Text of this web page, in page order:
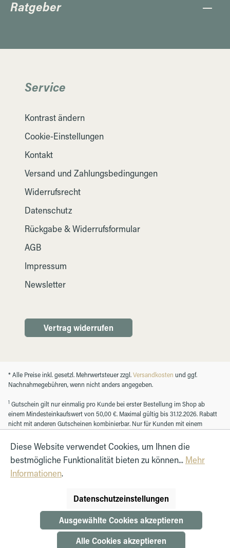
Ratgeber
Service
Kontrast ändern
Cookie-Einstellungen
Kontakt
Versand und Zahlungsbedingungen
Widerrufsrecht
Datenschutz
Rückgabe & Widerrufsformular
AGB
Impressum
Newsletter
Vertrag widerrufen
* Alle Preise inkl. gesetzl. Mehrwertsteuer zzgl.Versandkosten und ggf.
Nachnahmegebühren, wenn nicht anders angegeben.
1 Gutschein gilt nur einmalig pro Kunde bei erster Bestellung im Shop ab
einem Mindesteinkaufswert von 50,00 €. Maximal gültig bis 31.12.2026. Rabatt
nicht mit anderen Gutscheinen kombinierbar. Nur für Kunden mit einem
Diese Website verwendet Cookies, um Ihnen die
bestmögliche Funktionalität bieten zu können... Mehr
Informationen.
Datenschutzeinstellungen
Ausgewählte Cookies akzeptieren
Alle Cookies akzeptieren